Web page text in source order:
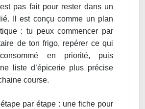
pas fait pour rester dans un
Il est conçu comme un plan
: tu peux commencer par
de ton frigo, repérer ce qui
en priorité, puis
liste d’épicerie plus précise
course.
par étape : une fiche pour